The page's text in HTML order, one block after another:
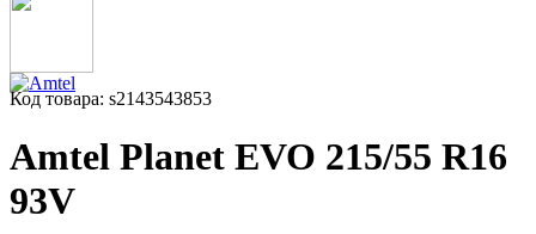
Код товара: s2143543853
Amtel Planet EVO 215/55 R16
93V